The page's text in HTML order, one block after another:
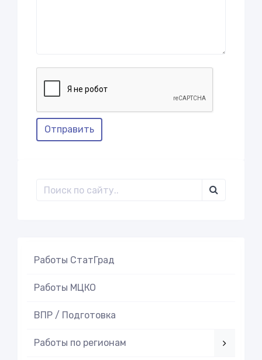
Отправить
Работы СтатГрад
Работы МЦКО
ВПР / Подготовка
Работы по регионам